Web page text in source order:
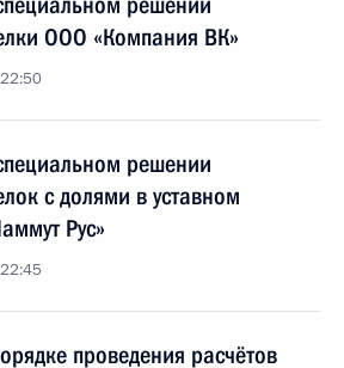
ООО «Компания ВК»
решении
с долями в уставном
Рус»
проведения расчётов